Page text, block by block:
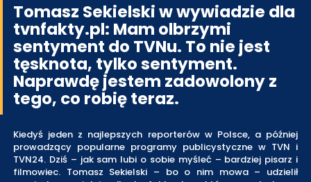
Tomasz Sekielski w wywiadzie dla
tvnfakty.pl: Mam olbrzymi
sentyment do TVNu. To nie jest
tęsknota, tylko sentyment.
Naprawdę jestem zadowolony z
tego, co robię teraz.
Kiedyś jeden z najlepszych reporterów w Polsce, a później
prowadzący popularne programy publicystyczne w TVN i
TVN24. Dziś – jak sam lubi o sobie myśleć – bardziej pisarz i
filmowiec. Tomasz Sekielski – bo o nim mowa – udzielił